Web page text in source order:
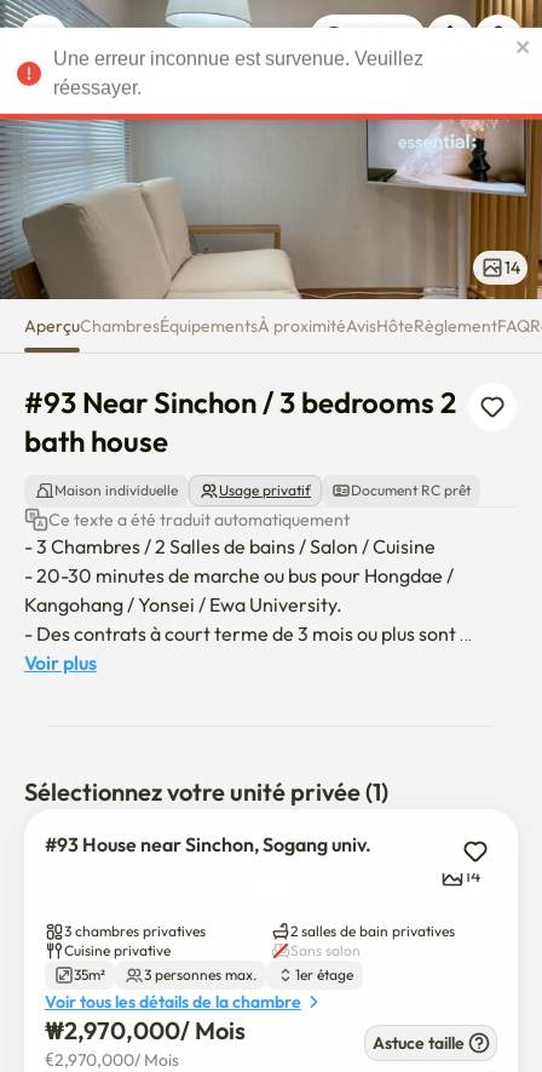
#93 Near Sinchon / 3
14
AperçuChambresÉquipementsÀ proximitéAvisHôteRèglementFAQ
#93 Near Sinchon / 3 bedrooms 2
bath house
Maison individuelle Usage privatif Document RC prêt
Ce texte a été traduit automatiquement
- 3 Chambres / 2 Salles de bains / Salon / Cuisine
- 20-30 minutes de marche ou bus pour Hongdae /
Kangohang / Yonsei / Ewa University.
- Des contrats à court terme de 3 mois ou plus sont
disponibles.
l'excédent sera à la charge de l'invité. **
Voir plus
Sélectionnez votre unité privée (1)
#93 House near Sinchon, Sogang univ.
14
3 chambres privatives
2 salles de bain privatives
Cuisine privative
Sans salon
35m²
3 personnes max. 1er étage
Voir tous les détails de la chambre
₩2,970,000/ Mois
€2,970,000/ Mois
Astuce taille
Une erreur inconnue est survenue. Veuillez
réessayer.